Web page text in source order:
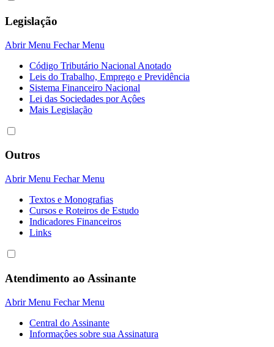
Legislação
Abrir Menu Fechar Menu
Código Tributário Nacional Anotado
Leis do Trabalho, Emprego e Previdência
Sistema Financeiro Nacional
Lei das Sociedades por Açôes
Mais Legislação
Outros
Abrir Menu Fechar Menu
Textos e Monografias
Cursos e Roteiros de Estudo
Indicadores Financeiros
Links
Atendimento ao Assinante
Abrir Menu Fechar Menu
Central do Assinante
Informaçôes sobre sua Assinatura